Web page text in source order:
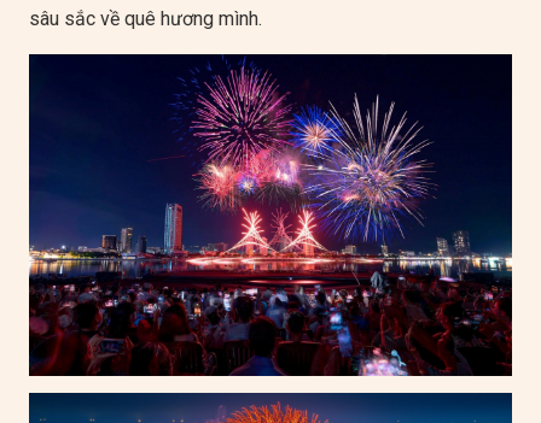
sâu sắc về quê hương mình.